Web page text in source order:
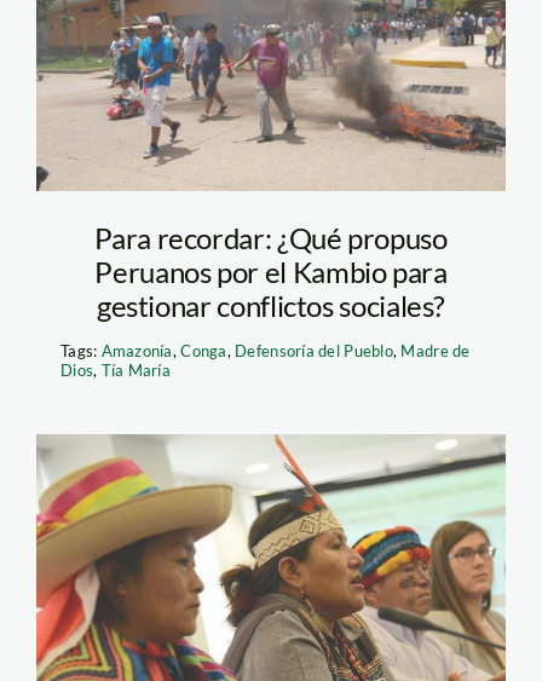
segundo día de
paro_MDD_SPDA2
Para recordar: ¿Qué propuso
Peruanos por el Kambio para
gestionar conflictos sociales?
Tags: Amazonía,Conga, Defensoría del Pueblo, Madre de
Dios, Tía María
indígenas – lamula